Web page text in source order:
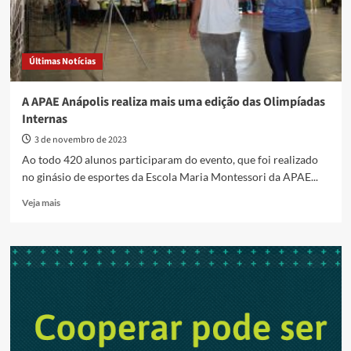
Últimas Notícias
A APAE Anápolis realiza mais uma edição das Olimpíadas
Internas
3 de novembro de 2023
Ao todo 420 alunos participaram do evento, que foi realizado
no ginásio de esportes da Escola Maria Montessori da APAE...
Veja maisRead
A
APAE
uma
edição